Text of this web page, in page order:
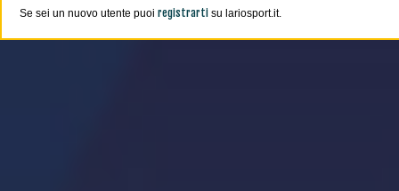
Se sei un nuovo utente puoi registrarti su lariosport.it.